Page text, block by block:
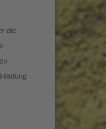
die